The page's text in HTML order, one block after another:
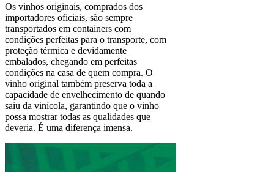
Os vinhos originais, comprados dos
importadores oficiais, são sempre
transportados em containers com
condições perfeitas para o transporte, com
proteção térmica e devidamente
embalados, chegando em perfeitas
condições na casa de quem compra. O
vinho original também preserva toda a
capacidade de envelhecimento de quando
saiu da vinícola, garantindo que o vinho
possa mostrar todas as qualidades que
deveria. É uma diferença imensa.